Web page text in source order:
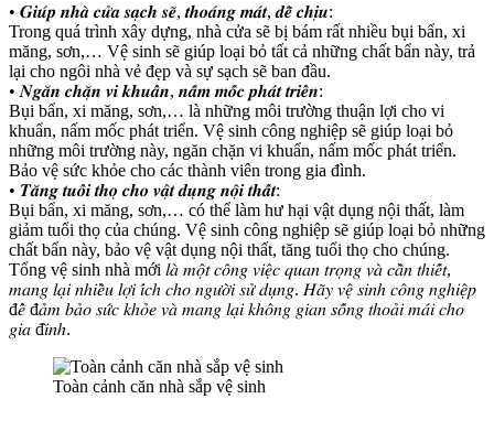
al
• 𝑮𝒊𝒖́𝒑 𝒏𝒉𝒂̀ 𝒄𝒖̛̉𝒂 𝒔𝒂̣𝒄𝒉 𝒔𝒆̃, 𝒕𝒉𝒐𝒂́𝒏𝒈 𝒎𝒂́𝒕, 𝒅𝒆̂̃ 𝒄𝒉𝒊̣𝒖:
Trong quá trình xây dựng, nhà cửa sẽ bị bám rất nhiều bụi bẩn, xi
măng, sơn,… Vệ sinh sẽ giúp loại bỏ tất cả những chất bẩn này, trả
lại cho ngôi nhà vẻ đẹp và sự sạch sẽ ban đầu.
• 𝑵𝒈𝒂̆𝒏 𝒄𝒉𝒂̣̆𝒏 𝒗𝒊 𝒌𝒉𝒖𝒂̂̉𝒏, 𝒏𝒂̂́𝒎 𝒎𝒐̂́𝒄 𝒑𝒉𝒂́𝒕 𝒕𝒓𝒊𝒆̂̉𝒏:
Bụi bẩn, xi măng, sơn,… là những môi trường thuận lợi cho vi
khuẩn, nấm mốc phát triển. Vệ sinh công nghiệp sẽ giúp loại bỏ
những môi trường này, ngăn chặn vi khuẩn, nấm mốc phát triển.
Bảo vệ sức khỏe cho các thành viên trong gia đình.
• 𝑻𝒂̆𝒏𝒈 𝒕𝒖𝒐̂̉𝒊 𝒕𝒉𝒐̣ 𝒄𝒉𝒐 𝒗𝒂̣̂𝒕 𝒅𝒖̣𝒏𝒈 𝒏𝒐̣̂𝒊 𝒕𝒉𝒂̂́𝒕:
Bụi bẩn, xi măng, sơn,… có thể làm hư hại vật dụng nội thất, làm
giảm tuổi thọ của chúng. Vệ sinh công nghiệp sẽ giúp loại bỏ những
chất bẩn này, bảo vệ vật dụng nội thất, tăng tuổi thọ cho chúng.
Tổng vệ sinh nhà mới 𝑙𝑎̀ 𝑚𝑜̣̂𝑡 𝑐𝑜̂𝑛𝑔 𝑣𝑖𝑒̣̂𝑐 𝑞𝑢𝑎𝑛 𝑡𝑟𝑜̣𝑛𝑔 𝑣𝑎̀ 𝑐𝑎̂̀𝑛 𝑡ℎ𝑖𝑒̂́𝑡,
𝑚𝑎𝑛𝑔 𝑙𝑎̣𝑖 𝑛ℎ𝑖𝑒̂̀𝑢 𝑙𝑜̛̣𝑖 𝑖́𝑐ℎ 𝑐ℎ𝑜 𝑛𝑔𝑢̛𝑜̛̀𝑖 𝑠𝑢̛̉ 𝑑𝑢̣𝑛𝑔. 𝐻𝑎̃𝑦 𝑣𝑒̣̂ 𝑠𝑖𝑛ℎ 𝑐𝑜̂𝑛𝑔 𝑛𝑔ℎ𝑖𝑒̣̂𝑝
đ𝑒̂̉ đ𝑎̉𝑚 𝑏𝑎̉𝑜 𝑠𝑢̛́𝑐 𝑘ℎ𝑜̉𝑒 𝑣𝑎̀ 𝑚𝑎𝑛𝑔 𝑙𝑎̣𝑖 𝑘ℎ𝑜̂𝑛𝑔 𝑔𝑖𝑎𝑛 𝑠𝑜̂́𝑛𝑔 𝑡ℎ𝑜𝑎̉𝑖 𝑚𝑎́𝑖 𝑐ℎ𝑜
𝑔𝑖𝑎 đ𝑖̀𝑛ℎ.
Toàn cảnh căn nhà sắp vệ sinh